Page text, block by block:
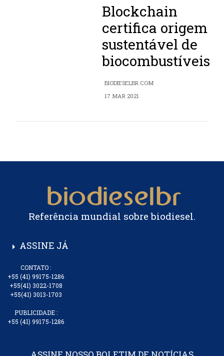
Blockchain
certifica origem
sustentável de
biocombustíveis
BIODIESELBR.COM
17 MAR 2021
Referência mundial sobre biodiesel.
arrow_right ASSINE JÁ
CONTATO :
+55 (41) 99175-1286
+55(41) 3022-1708
+55(41) 3013-1703
PUBLICIDADE :
+55 (41) 99175-1286